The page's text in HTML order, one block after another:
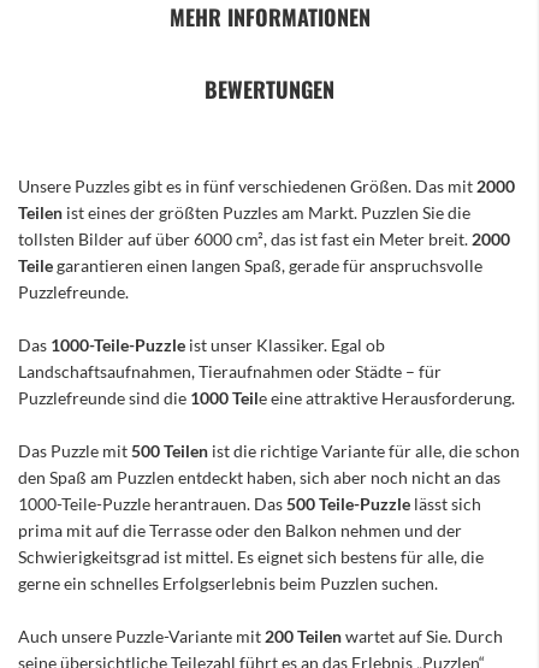
MEHR INFORMATIONEN
BEWERTUNGEN
Unsere Puzzles gibt es in fünf verschiedenen Größen. Das mit 2000
Teilen ist eines der größten Puzzles am Markt. Puzzlen Sie die
tollsten Bilder auf über 6000 cm², das ist fast ein Meter breit. 2000
Teilegarantieren einen langen Spaß, gerade für anspruchsvolle
Puzzlefreunde.
Das 1000-Teile-Puzzle ist unser Klassiker. Egal ob
Landschaftsaufnahmen, Tieraufnahmen oder Städte – für
Puzzlefreunde sind die 1000 Teile eine attraktive Herausforderung.
Das Puzzle mit500 Teilen ist die richtige Variante für alle, die schon
den Spaß am Puzzlen entdeckt haben, sich aber noch nicht an das
1000-Teile-Puzzle herantrauen. Das500 Teile-Puzzle lässt sich
prima mit auf die Terrasse oder den Balkon nehmen und der
Schwierigkeitsgrad ist mittel. Es eignet sich bestens für alle, die
gerne ein schnelles Erfolgserlebnis beim Puzzlen suchen.
Auch unsere Puzzle-Variante mit 200 Teilenwartet auf Sie. Durch
seine übersichtliche Teilezahl führt es an das Erlebnis „Puzzlen“